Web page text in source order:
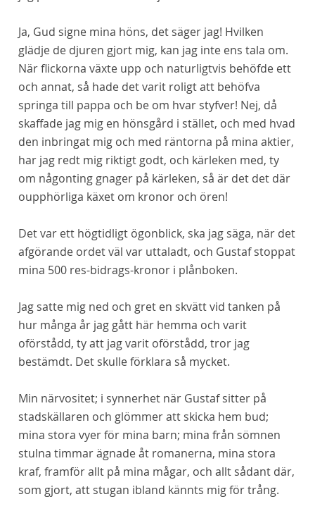
Ja, Gud signe mina höns, det säger jag! Hvilken
glädje de djuren gjort mig, kan jag inte ens tala om.
När flickorna växte upp och naturligtvis behöfde ett
och annat, så hade det varit roligt att behöfva
springa till pappa och be om hvar styfver! Nej, då
skaffade jag mig en hönsgård i stället, och med hvad
den inbringat mig och med räntorna på mina aktier,
har jag redt mig riktigt godt, och kärleken med, ty
om någonting gnager på kärleken, så är det det där
oupphörliga käxet om kronor och ören!
Det var ett högtidligt ögonblick, ska jag säga, när det
afgörande ordet väl var uttaladt, och Gustaf stoppat
mina 500 res-bidrags-kronor i plånboken.
Jag satte mig ned och gret en skvätt vid tanken på
hur många år jag gått här hemma och varit
oförstådd, ty att jag varit oförstådd, tror jag
bestämdt. Det skulle förklara så mycket.
Min närvositet; i synnerhet när Gustaf sitter på
stadskällaren och glömmer att skicka hem bud;
mina stora vyer för mina barn; mina från sömnen
stulna timmar ägnade åt romanerna, mina stora
kraf, framför allt på mina mågar, och allt sådant där,
som gjort, att stugan ibland kännts mig för trång.